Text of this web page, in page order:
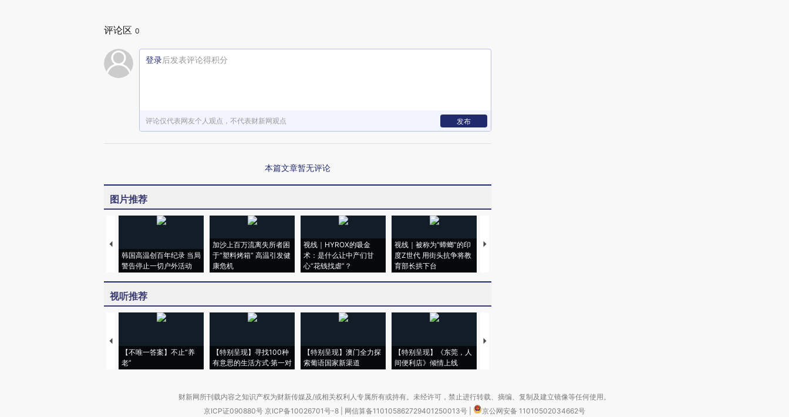
评论区 0
登录后发表评论得积分
评论仅代表网友个人观点，不代表财新网观点 发布
本篇文章暂无评论
图片推荐
韩国高温创百年纪录 当局
警告停止一切户外活动
加沙上百万流离失所者困
于“塑料烤箱” 高温引发健
康危机
视线｜HYROX的吸金
术：是什么让中产们甘
心“花钱找虐”？
视线｜被称为“蟑螂”的印
度Z世代 用街头抗争将教
育部长拱下台
视线｜“入侵”还是“人道危
视听推荐
【不唯一答案】不止“养
老”
【特别呈现】寻找100种
有意思的生活方式·第一对
【特别呈现】澳门全力探
索葡语国家新渠道
【特别呈现】《东莞，人
间便利店》倾情上线
【推广】走进第四届链博
财新网所刊载内容之知识产权为财新传媒及/或相关权利人专属所有或持有。未经许可，禁止进行转载、摘编、复制及建立镜像等任何使用。
京ICP证090880号 京ICP备10026701号-8 网信算备110105862729401250013号 京公网安备 11010502034662号